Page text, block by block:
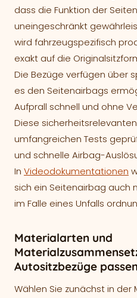
dass die Funktion der
uneingeschränkt
wird fahrzeugspezifisch
exakt auf die
Die Bezüge verfügen über
es den Seitenairbags
Aufprall schnell und ohne
Diese
umfangreichen Tests
und schnelle Airbag-
In Videodokumentationen
sich ein Seitenairbag auch
im Falle eines Unfalls
Materialarten und
Autositzbezüge
Wählen Sie zunächst in